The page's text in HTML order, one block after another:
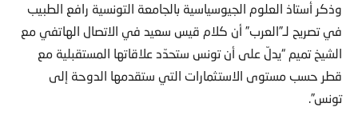
وذكر أستاذ العلوم الجيوسياسية بالجامعة التونسية رافع الطبيب
في تصريح لـ”العرب” أن كلام قيس سعيد في الاتصال الهاتفي مع
الشيخ تميم “يدلّ على أن تونس ستحدّد علاقاتها المستقبلية مع
قطر حسب مستوى الاستثمارات التي ستقدمها الدوحة إلى
تونس”.